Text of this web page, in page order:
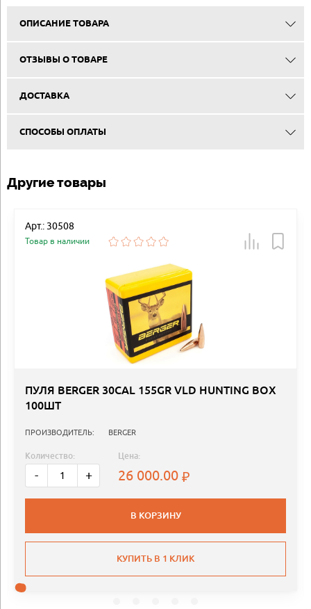
ОПИСАНИЕ ТОВАРА
ОТЗЫВЫ О ТОВАРЕ
ДОСТАВКА
СПОСОБЫ ОПЛАТЫ
Другие товары
Арт.: 30508
Товар в наличии
ПУЛЯ BERGER 30CAL 155GR VLD HUNTING BOX
100ШТ
ПРОИЗВОДИТЕЛЬ: BERGER
Количество:
- +
Цена:
26 000.00
В КОРЗИНУ
КУПИТЬ В 1 КЛИК